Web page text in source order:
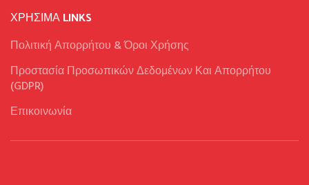
ΧΡΉΣΙΜΑ LINKS
Πολιτική Απορρήτου & Όροι Χρήσης
Προστασία Προσωπικών Δεδομένων Και Απορρήτου
(GDPR)
Επικοινωνία